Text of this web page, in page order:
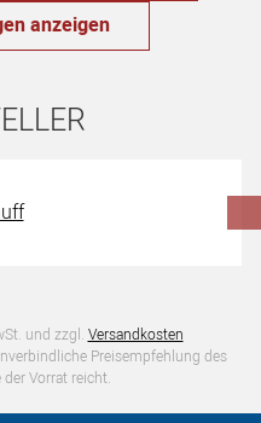
anzeigen
und zzgl. Versandkosten
Preisempfehlung des
der Vorrat reicht.